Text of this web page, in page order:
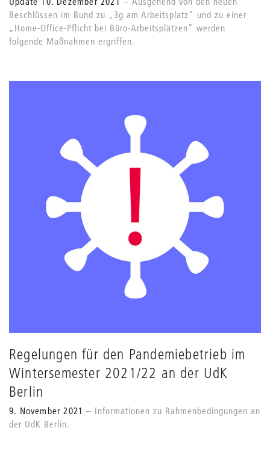
Beschlüssen im Bund zu „3g am Arbeitsplatz“ und zu einer
„Home-Office-Pflicht bei Büro-Arbeitsplätzen“ werden
folgende Maßnahmen ergriffen.
Regelungen für den Pandemiebetrieb im
Wintersemester 2021/22 an der UdK
Berlin
9. November 2021
Informationen zu Rahmenbedingungen an
der UdK Berlin.